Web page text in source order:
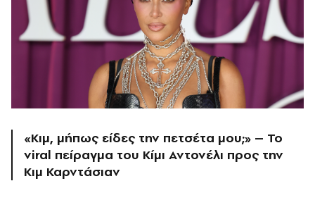
«Κιμ, μήπως είδες την πετσέτα μου;» – Το
viral πείραγμα του Κίμι Αντονέλι προς την
Κιμ Καρντάσιαν